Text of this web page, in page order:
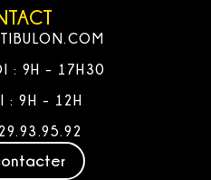
: 9H - 17H30
: 9H - 12H